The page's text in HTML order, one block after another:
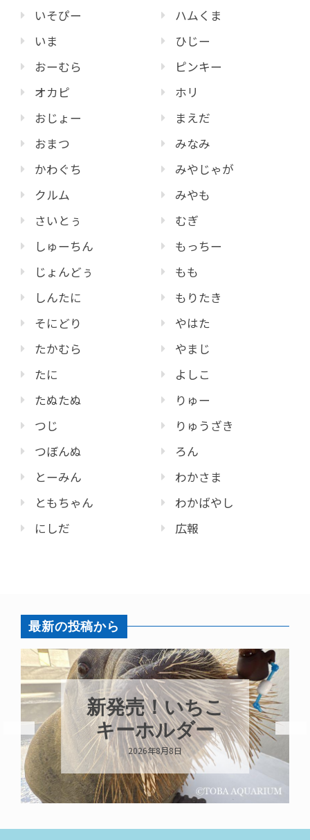
いそぴー
いま
おーむら
オカピ
おじょー
おまつ
かわぐち
クルム
さいとぅ
しゅーちん
じょんどぅ
しんたに
そにどり
たかむら
たに
たぬたぬ
つじ
つぼんぬ
とーみん
ともちゃん
にしだ
ハムくま
ひじー
ピンキー
ホリ
まえだ
みなみ
みやじゃが
みやも
むぎ
もっちー
もも
もりたき
やはた
やまじ
よしこ
りゅー
りゅうざき
ろん
わかさま
わかばやし
広報
最新の投稿から
新発売！いちこ
キーホルダー
2026年8月8日